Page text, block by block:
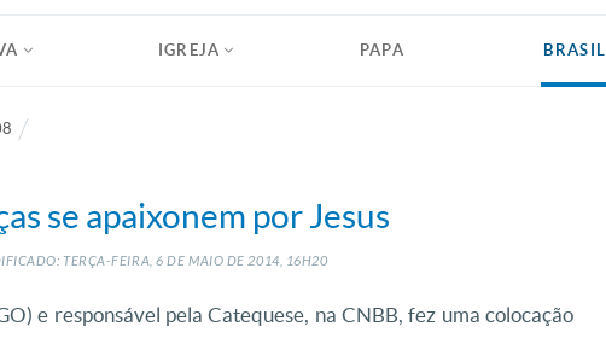
IGREJA PAPA BRASIL
se apaixonem por Jesus
TERÇA-FEIRA, 6 DE MAIO DE2014, 16H20
e responsável pela Catequese, na CNBB, fez uma colocação